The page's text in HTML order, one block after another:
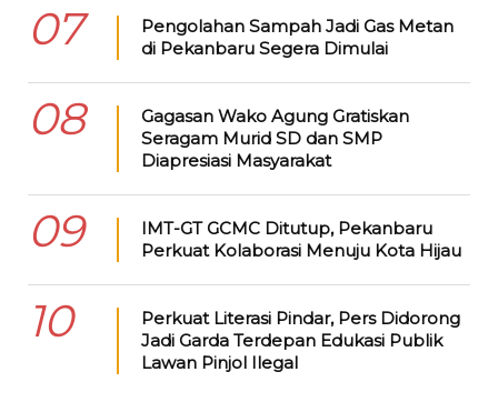
07
Pengolahan Sampah Jadi Gas Metan
di Pekanbaru Segera Dimulai
08
Gagasan Wako Agung Gratiskan
Seragam Murid SD dan SMP
Diapresiasi Masyarakat
09
IMT-GT GCMC Ditutup, Pekanbaru
Perkuat Kolaborasi Menuju Kota Hijau
10
Perkuat Literasi Pindar, Pers Didorong
Jadi Garda Terdepan Edukasi Publik
Lawan Pinjol Ilegal